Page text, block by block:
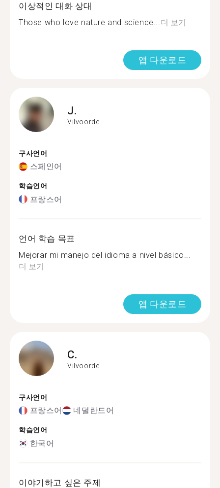
이상적인 대화 상대
Those who love nature and science... 더 보기
앱 다운로드
J.
Vilvoorde
구사언어
스페인어
학습언어
프랑스어
언어 학습 목표
Mejorar mi manejo del idioma a nivel básico...
더 보기
앱 다운로드
C.
Vilvoorde
구사언어
프랑스어 네덜란드어
학습언어
한국어
이야기하고 싶은 주제